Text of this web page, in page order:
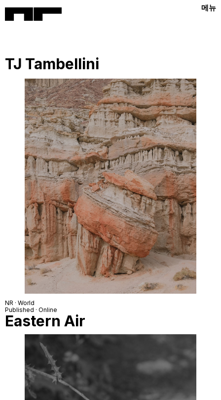
메뉴
TJ Tambellini
NR · World
Published · Online
Eastern Air